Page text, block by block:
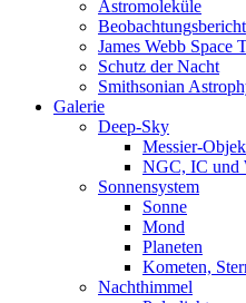
Astromoleküle
Beobachtungsbericht
James Webb Space
Schutz der Nacht
Smithsonian
Galerie
Deep-Sky
Messier-
NGC, IC und
Sonnensystem
Sonne
Mond
Planeten
Kometen,
Nachthimmel